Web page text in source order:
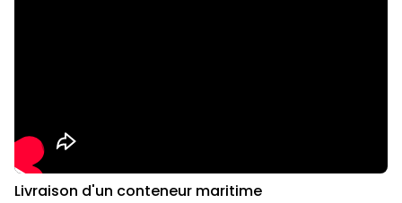
Livraison d'un conteneur maritime